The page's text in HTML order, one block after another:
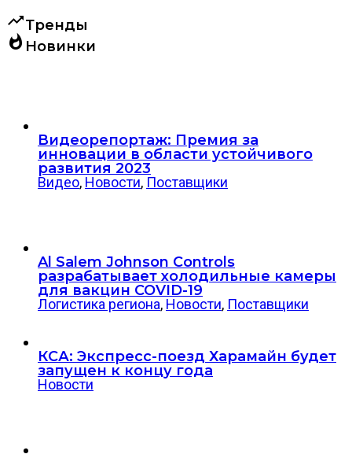
trending_upТренды
whatshot Новинки
Видеорепортаж: Премия за
инновации в области устойчивого
развития 2023
Видео, Новости, Поставщики
Al Salem Johnson Controls
разрабатывает холодильные камеры
для вакцин COVID-19
Логистика региона, Новости, Поставщики
КСА: Экспресс-поезд Харамайн будет
запущен к концу года
Новости